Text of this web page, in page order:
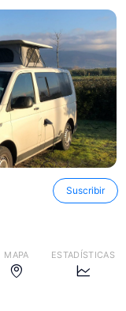
Suscribir
MAPA ESTADÍSTICAS